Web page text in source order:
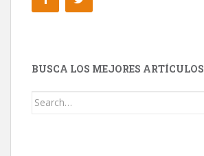
BUSCA LOS MEJORES ARTÍCULOS
Search for: